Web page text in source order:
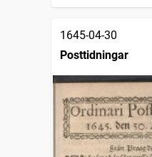
1645-04-30
Posttidningar